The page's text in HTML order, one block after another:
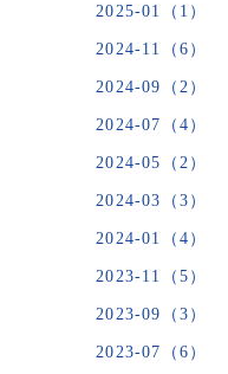
2025-01（1）
2024-11（6）
2024-09（2）
2024-07（4）
2024-05（2）
2024-03（3）
2024-01（4）
2023-11（5）
2023-09（3）
2023-07（6）